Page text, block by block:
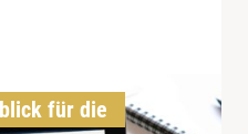
für die